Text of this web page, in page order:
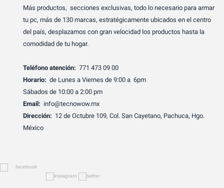
Más productos, secciones exclusivas, todo lo necesario para armar
tu pc, más de 130 marcas, estratégicamente ubicados en el centro
del país, desplazamos con gran velocidad los productos hasta la
comodidad de tu hogar.
Teléfono atención: 771 473 09 00
Horario: de Lunes a Viernes de 9:00 a 6pm
Sábados de 10:00 a 2:00 pm
Email: info@tecnowow.mx
Dirección: 12 de Octubre 109, Col. San Cayetano, Pachuca, Hgo.
México